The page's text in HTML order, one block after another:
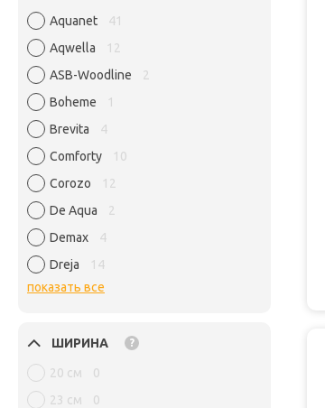
Aquanet
41
Aqwella
12
ASB-Woodline
2
Boheme
1
Brevita
4
Comforty
10
Corozo
12
De Aqua
2
Demax
4
Dreja
14
показать все
ШИРИНА ?
20 см
0
23 см
0